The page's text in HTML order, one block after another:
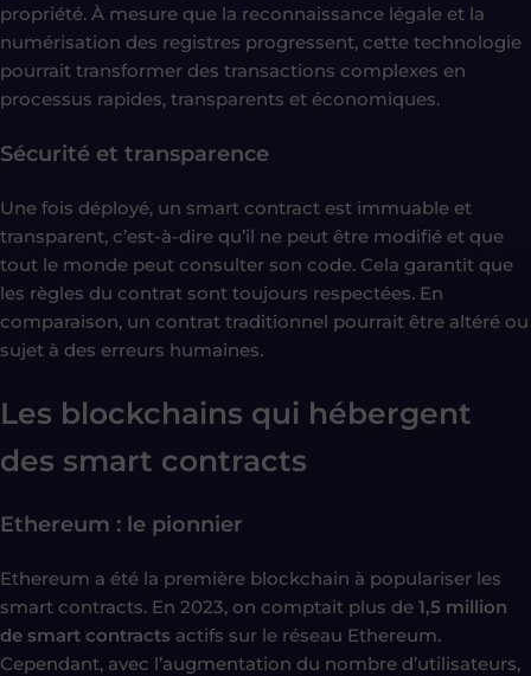
propriété. À mesure que la reconnaissance légale et la
numérisation des registres progressent, cette technologie
pourrait transformer des transactions complexes en
processus rapides, transparents et économiques.
Sécurité et transparence
Une fois déployé, un smart contract est immuable et
transparent, c’est-à-dire qu’il ne peut être modifié et que
tout le monde peut consulter son code. Cela garantit que
les règles du contrat sont toujours respectées. En
comparaison, un contrat traditionnel pourrait être altéré ou
sujet à des erreurs humaines.
Les blockchains qui hébergent
des smart contracts
Ethereum : le pionnier
Ethereum a été la première blockchain à populariser les
smart contracts. En 2023, on comptait plus de 1,5 million
de smart contracts actifs sur le réseau Ethereum.
Cependant, avec l’augmentation du nombre d’utilisateurs,